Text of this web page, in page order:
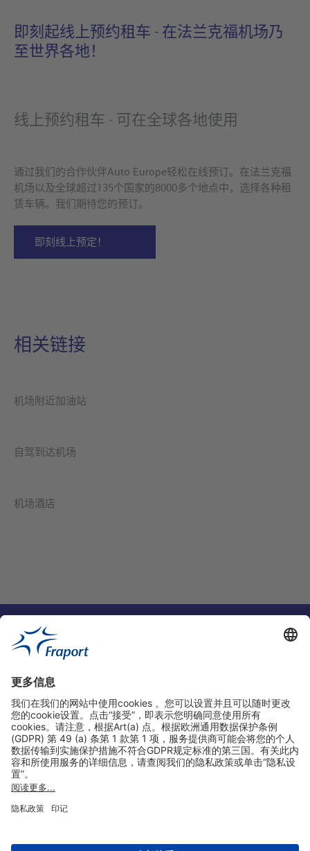
即刻起线上预约租车 - 在法兰克福机场乃
至世界各地！
线上预约租车 - 可在全球各地使用
通过我们的合作伙伴Auto Europe轻松在线预订。在法兰克福
机场以及全球超过135个国家的8000多个地点中，选择各种租
赁车辆。我们期待您的预订。
即刻线上预定！
相关链接
机场附近加油站
自驾到达机场
机场酒店
实用链接
购物&线上预定
关于我们